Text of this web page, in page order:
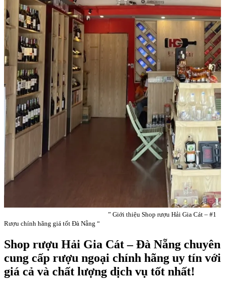
” Giới thiệu Shop rượu Hải Gia Cát – #1
Rượu chính hãng giá tốt Đà Nẵng “
Shop rượu Hải Gia Cát – Đà Nẵng chuyên
cung cấp rượu ngoại chính hãng uy tín với
giá cả và chất lượng dịch vụ tốt nhất!